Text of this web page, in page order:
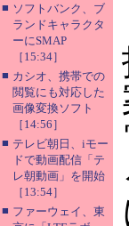
■ ソフトバンク、ブ
ランドキャラクタ
ーにSMAP
［15:34］
■ カシオ、携帯での
閲覧にも対応した
画像変換ソフト
［14:56］
■ テレビ朝日、iモー
ドで動画配信「テ
レ朝動画」を開始
［13:54］
■ ファーウェイ、東